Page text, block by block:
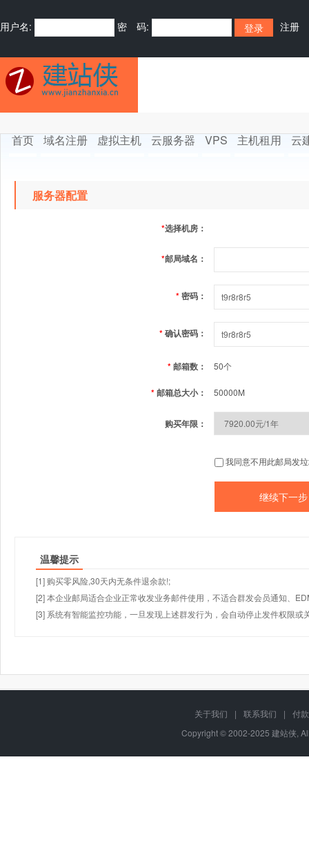
用户名: 密 码: 注册
首页 域名注册 虚拟主机 云服务器 VPS 主机租用 云
服务器配置
*选择机房：
*邮局域名：
*密码：
*确认密码：
*邮箱数： 50个
*邮箱总大小： 50000M
购买年限：
我同意不用此邮局发
温馨提示
[1] 购买零风险,30天内无条件退余款!;
[2] 本企业邮局适合企业正常收发业务邮件使用，不适合群发会员通知、
[3] 系统有智能监控功能，一旦发现上述群发行为，会自动停止发件权限或
关于我们 | 联系我们 |
付
Copyright © 2002-2025 建站侠,